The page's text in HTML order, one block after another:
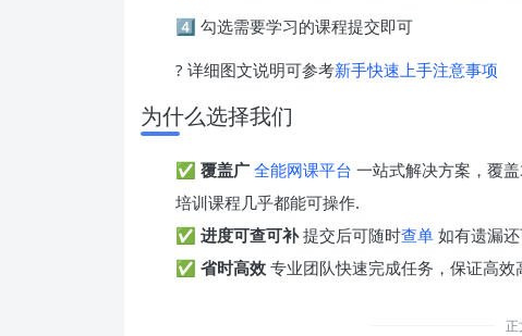
4️⃣ 勾选需要学习的课程提交即可
? 详细图文说明可参考新手快速上手注意事项
为什么选择我们
✅ 覆盖广 全能网课平台 一站式解决方案，覆
培训课程几乎都能可操作.
✅ 进度可查可补提交后可随时查单 如有遗漏
✅ 省时高效 专业团队快速完成任务，保证高效